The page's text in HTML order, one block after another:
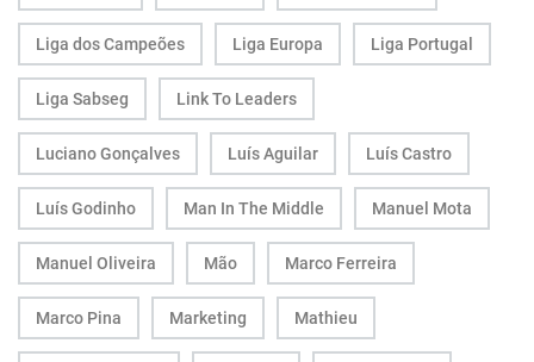
Liga dos Campeões Liga Europa Liga Portugal
Liga Sabseg Link To Leaders
Luciano Gonçalves Luís Aguilar Luís Castro
Luís Godinho Man In The Middle Manuel Mota
Manuel Oliveira Mão Marco Ferreira
Marco Pina Marketing Mathieu